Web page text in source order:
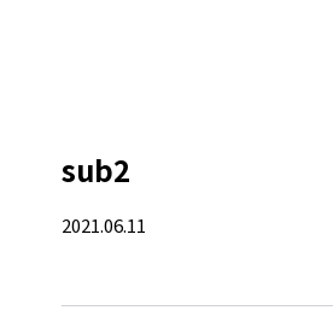
sub2
2021.06.11